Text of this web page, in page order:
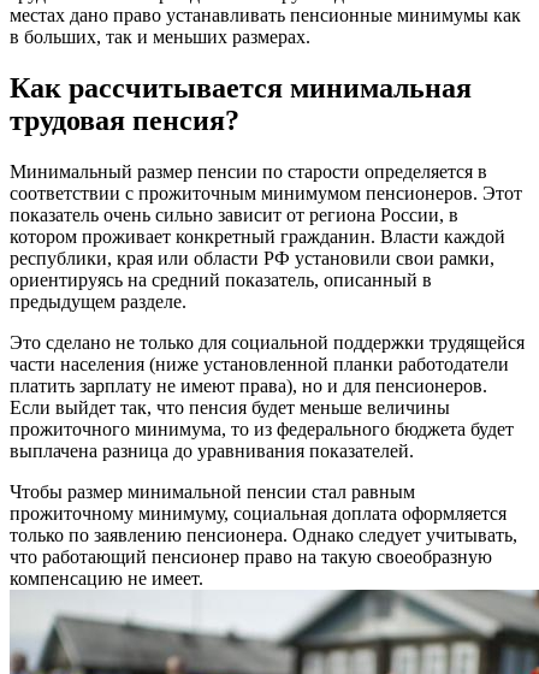
местах дано право устанавливать пенсионные минимумы как
в больших, так и меньших размерах.
Как рассчитывается минимальная
трудовая пенсия?
Минимальный размер пенсии по старости определяется в
соответствии с прожиточным минимумом пенсионеров. Этот
показатель очень сильно зависит от региона России, в
котором проживает конкретный гражданин. Власти каждой
республики, края или области РФ установили свои рамки,
ориентируясь на средний показатель, описанный в
предыдущем разделе.
Это сделано не только для социальной поддержки трудящейся
части населения (ниже установленной планки работодатели
платить зарплату не имеют права), но и для пенсионеров.
Если выйдет так, что пенсия будет меньше величины
прожиточного минимума, то из федерального бюджета будет
выплачена разница до уравнивания показателей.
Чтобы размер минимальной пенсии стал равным
прожиточному минимуму, социальная доплата оформляется
только по заявлению пенсионера. Однако следует учитывать,
что работающий пенсионер право на такую своеобразную
компенсацию не имеет.